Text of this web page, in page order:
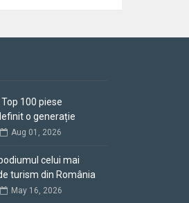
100 piese
o generație
Aug 01, 2026
celui mai
turism din România
May 16, 2026